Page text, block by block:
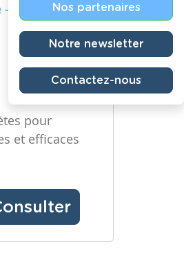
Deuxième
pour
et efficaces
Nos partenaires
Notre newsletter
Contactez-nous